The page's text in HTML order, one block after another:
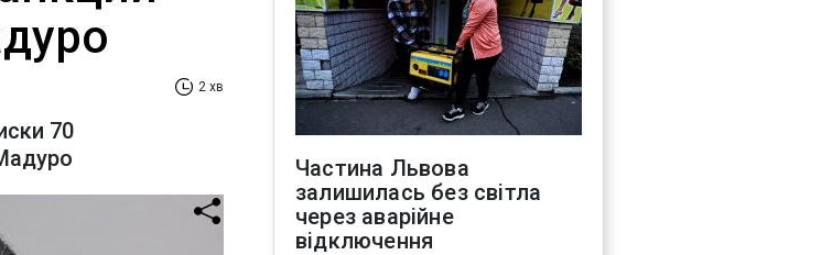
2 хв
70
Частина Львова
залишилась без світла
через аварійне
відключення